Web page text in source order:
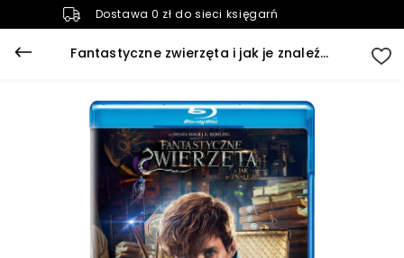
Dostawa 0 zł do sieci księgarń
Fantastyczne zwierzęta i jak je znaleźć (Blu-ray)